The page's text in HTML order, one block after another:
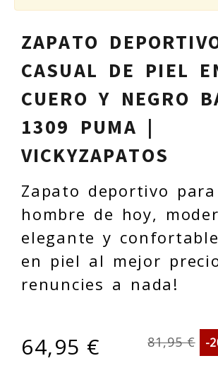
ZAPATO
CASUAL DE PIEL
CUERO Y NEGRO
1309 PUMA |
VICKYZAPATOS
Zapato deportivo
hombre de hoy,
elegante y
en piel al mejor
renuncies a nada!
64,95 € 81,95 € -